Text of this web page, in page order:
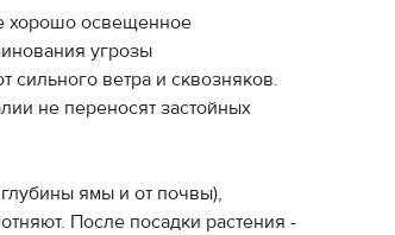
хорошо освещенное
угрозы
ветра и сквозняков.
не переносят застойных
ямы и от почвы),
После посадки растения -